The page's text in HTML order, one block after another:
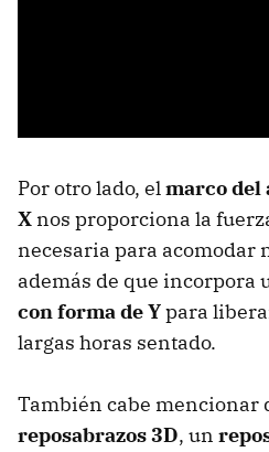
Por otro lado, elmarco del
X nos proporciona la
necesaria para acomodar
además de que incorpora
con forma de Ypara
largas horas sentado.
También cabe mencionar
reposabrazos 3D, un